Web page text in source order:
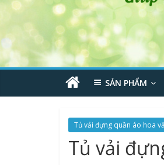
SẢN PHẨM
Tủ vải đựng quần áo hoa
Tủ vải